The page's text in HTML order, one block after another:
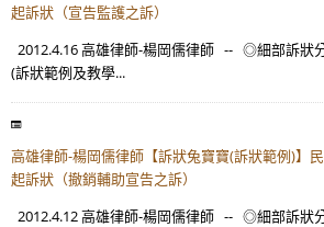
起訴狀（宣告監護之訴）
2012.4.16 高雄律師-楊岡儒律師 -- ◎細部訴狀
(訴狀範例及教學...
高雄律師-楊岡儒律師【訴狀兔寶寶(訴狀範例)】
起訴狀（撤銷輔助宣告之訴）
2012.4.12 高雄律師-楊岡儒律師 -- ◎細部訴狀